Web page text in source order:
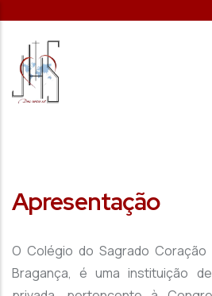
Apresentação
O Colégio do Sagrado
Bragança, é uma instituição